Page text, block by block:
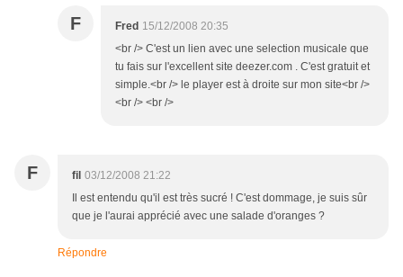
F Fred 15/12/2008 20:35
<br /> C'est un lien avec une selection musicale que
tu fais sur l'excellent site deezer.com . C'est gratuit et
simple.<br /> le player est à droite sur mon site<br />
<br /> <br />
F fil 03/12/2008 21:22
Il est entendu qu'il est très sucré ! C'est dommage, je suis sûr
que je l'aurai apprécié avec une salade d'oranges ?
Répondre